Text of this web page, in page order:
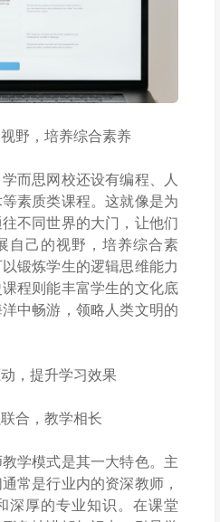
野，培养综合素养
而思网校还设有编程、人
素质类课程。这就像是为
不同世界的大门，让他们
自己的视野，培养综合素
锻炼学生的逻辑思维能力
程则能丰富学生的文化底
中畅游，领略人类文明的
，提升学习效果
合，教学相长
学模式是其一大特色。主
常是行业内的资深教师，
深厚的专业知识。在课堂